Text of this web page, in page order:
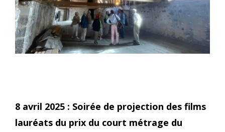
8 avril 2025 : Soirée de projection des films
lauréats du prix du court métrage du